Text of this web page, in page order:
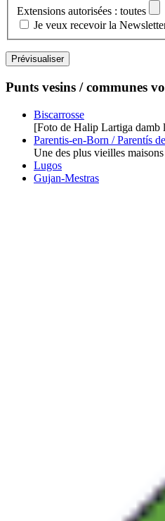
Extensions autorisées : toutes
Je veux recevoir la
Punts vesins / communes
Biscarrosse
[Foto de Halip Lartiga damb
Parentis-en-Born / Parentís
Une des plus vieilles
Lugos
Gujan-Mestras